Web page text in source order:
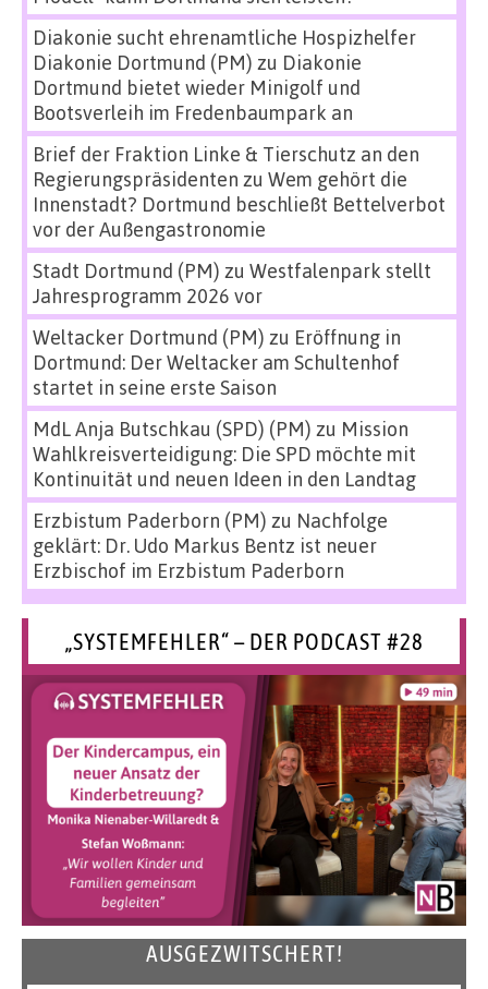
Diakonie sucht ehrenamtliche Hospizhelfer
Diakonie Dortmund (PM) zu Diakonie
Dortmund bietet wieder Minigolf und
Bootsverleih im Fredenbaumpark an
Brief der Fraktion Linke & Tierschutz an den
Regierungspräsidenten zu Wem gehört die
Innenstadt? Dortmund beschließt Bettelverbot
vor der Außengastronomie
Stadt Dortmund (PM) zu Westfalenpark stellt
Jahresprogramm 2026 vor
Weltacker Dortmund (PM) zu Eröffnung in
Dortmund: Der Weltacker am Schultenhof
startet in seine erste Saison
MdL Anja Butschkau (SPD) (PM) zu Mission
Wahlkreisverteidigung: Die SPD möchte mit
Kontinuität und neuen Ideen in den Landtag
Erzbistum Paderborn (PM) zu Nachfolge
geklärt: Dr. Udo Markus Bentz ist neuer
Erzbischof im Erzbistum Paderborn
„SYSTEMFEHLER“ – DER PODCAST #28
AUSGEZWITSCHERT!